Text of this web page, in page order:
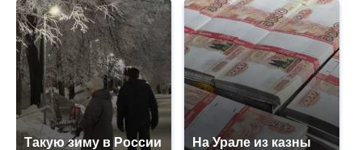
Такую зиму в России
На Урале из казны